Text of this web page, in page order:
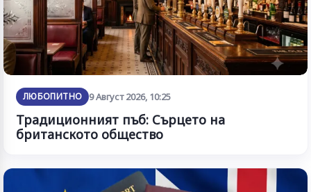
ЛЮБОПИТНО 9 Август 2026, 10:25
Традиционният пъб: Сърцето на
британското общество